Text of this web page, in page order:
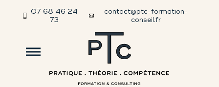
07 68 46 24
73
contact@ptc-formation-
conseil.fr